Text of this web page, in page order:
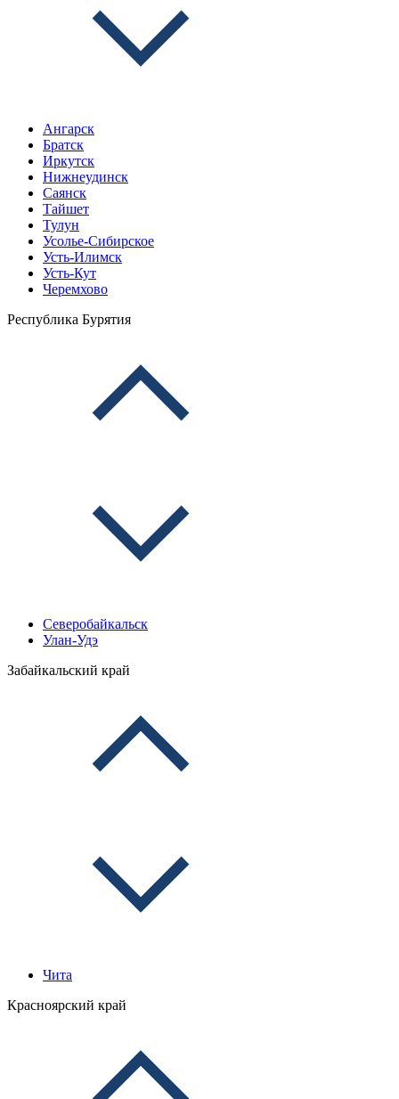
Ангарск
Братск
Иркутск
Нижнеудинск
Саянск
Тайшет
Тулун
Усолье-Сибирское
Усть-Илимск
Усть-Кут
Черемхово
Республика Бурятия
Северобайкальск
Улан-Удэ
Забайкальский край
Чита
Красноярский край